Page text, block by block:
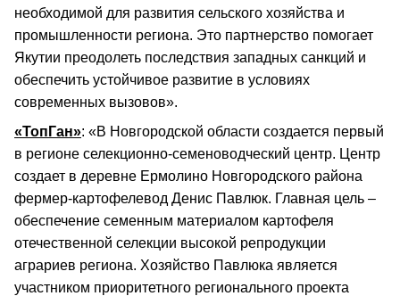
необходимой для развития сельского хозяйства и
промышленности региона. Это партнерство помогает
Якутии преодолеть последствия западных санкций и
обеспечить устойчивое развитие в условиях
современных вызовов».
«ТопГан»: «В Новгородской области создается первый
в регионе селекционно-семеноводческий центр. Центр
создает в деревне Ермолино Новгородского района
фермер-картофелевод Денис Павлюк. Главная цель –
обеспечение семенным материалом картофеля
отечественной селекции высокой репродукции
аграриев региона. Хозяйство Павлюка является
участником приоритетного регионального проекта